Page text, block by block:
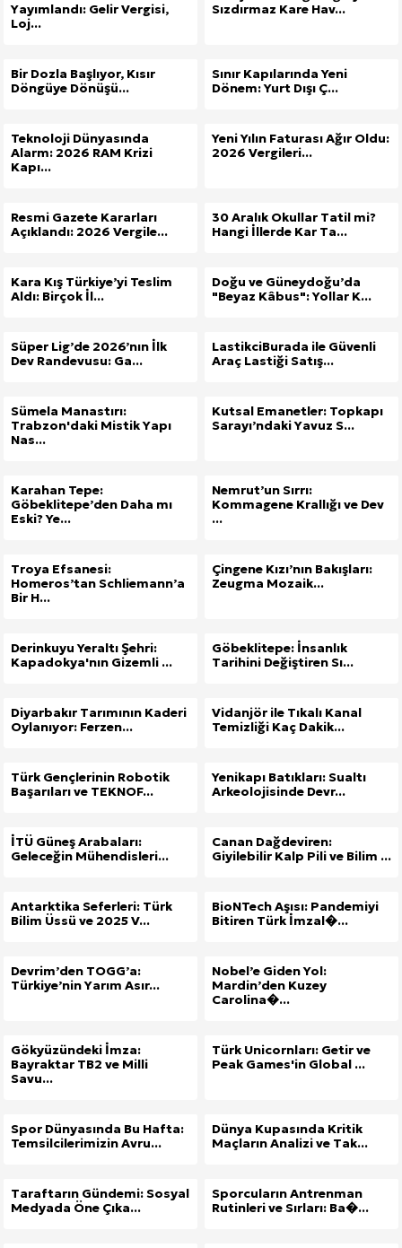
Yayımlandı: Gelir Vergisi,
Loj...
Sızdırmaz Kare Hav...
Bir Dozla Başlıyor, Kısır
Döngüye Dönüşü...
Sınır Kapılarında Yeni
Dönem: Yurt Dışı Ç...
Teknoloji Dünyasında
Alarm: 2026 RAM Krizi
Kapı...
Yeni Yılın Faturası Ağır Oldu:
2026 Vergileri...
Resmi Gazete Kararları
Açıklandı: 2026 Vergile...
30 Aralık Okullar Tatil mi?
Hangi İllerde Kar Ta...
Kara Kış Türkiye’yi Teslim
Aldı: Birçok İl...
Doğu ve Güneydoğu’da
"Beyaz Kâbus": Yollar K...
Süper Lig’de 2026’nın İlk
Dev Randevusu: Ga...
LastikciBurada ile Güvenli
Araç Lastiği Satış...
Sümela Manastırı:
Trabzon'daki Mistik Yapı
Nas...
Kutsal Emanetler: Topkapı
Sarayı’ndaki Yavuz S...
Karahan Tepe:
Göbeklitepe’den Daha mı
Eski? Ye...
Nemrut’un Sırrı:
Kommagene Krallığı ve Dev
...
Troya Efsanesi:
Homeros’tan Schliemann’a
Bir H...
Çingene Kızı’nın Bakışları:
Zeugma Mozaik...
Derinkuyu Yeraltı Şehri:
Kapadokya'nın Gizemli ...
Göbeklitepe: İnsanlık
Tarihini Değiştiren Sı...
Diyarbakır Tarımının Kaderi
Oylanıyor: Ferzen...
Vidanjör ile Tıkalı Kanal
Temizliği Kaç Dakik...
Türk Gençlerinin Robotik
Başarıları ve TEKNOF...
Yenikapı Batıkları: Sualtı
Arkeolojisinde Devr...
İTÜ Güneş Arabaları:
Geleceğin Mühendisleri...
Canan Dağdeviren:
Giyilebilir Kalp Pili ve Bilim ...
Antarktika Seferleri: Türk
Bilim Üssü ve 2025 V...
BioNTech Aşısı: Pandemiyi
Bitiren Türk İmzal�...
Devrim’den TOGG’a:
Türkiye’nin Yarım Asır...
Nobel’e Giden Yol:
Mardin’den Kuzey
Carolina�...
Gökyüzündeki İmza:
Bayraktar TB2 ve Milli
Savu...
Türk Unicornları: Getir ve
Peak Games'in Global ...
Spor Dünyasında Bu Hafta:
Temsilcilerimizin Avru...
Dünya Kupasında Kritik
Maçların Analizi ve Tak...
Taraftarın Gündemi: Sosyal
Medyada Öne Çıka...
Sporcuların Antrenman
Rutinleri ve Sırları: Ba�...